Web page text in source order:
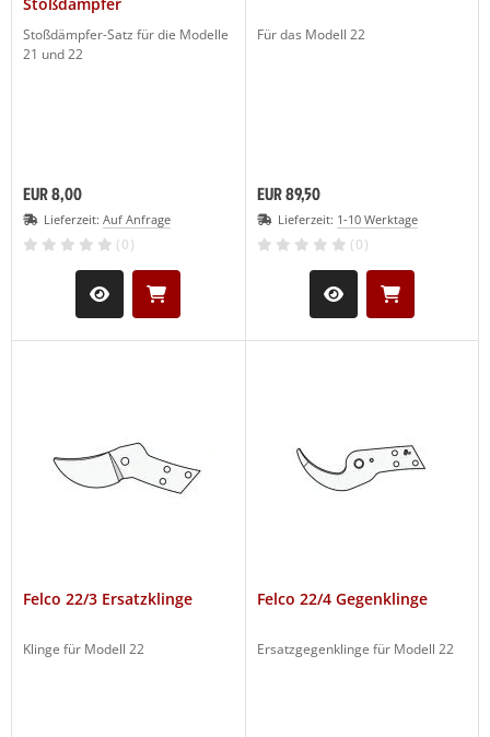
Stoßdämpfer-Satz für die Modelle
21 und 22
EUR 8,00
Lieferzeit: Auf Anfrage
(0)
Für das Modell 22
EUR 89,50
Lieferzeit: 1-10 Werktage
(0)
Felco 22/3 Ersatzklinge
Klinge für Modell 22
Felco 22/4 Gegenklinge
Ersatzgegenklinge für Modell 22